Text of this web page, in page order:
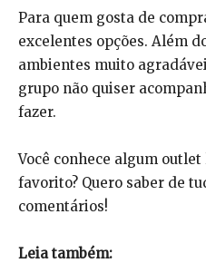
Para quem gosta de
excelentes opções. Além
ambientes muito
grupo não quiser
fazer.
Você conhece algum outlet
favorito? Quero saber de
comentários!
Leia também: